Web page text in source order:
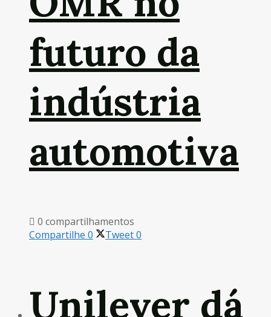
futuro da
indústria
automotiva
0 compartilhamentos
Compartilhe 0 Tweet0
Unilever dá